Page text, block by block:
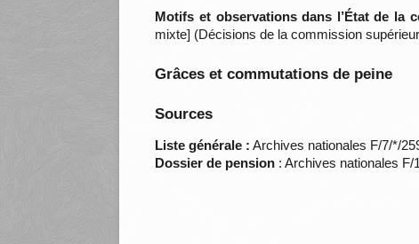
Motifs et observations dans l’État de la
mixte] (Décisions de la commission
Grâces et commutations de peine
Sources
Liste générale : Archives nationales F/7/*/
Dossier de pension : Archives nationales F/